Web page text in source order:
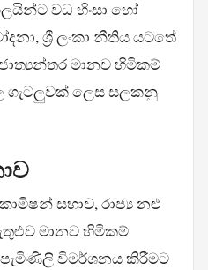
වධ හිංසා හෝ
ශ්‍රී ලංකා නීතිය යටතේ
මානව හිමිකම්
ගැටලුවක් ලෙස සලකනු
සභාව, රාජ්‍ය නළු
මානව හිමිකම්
විමර්ශනය කිරීමට